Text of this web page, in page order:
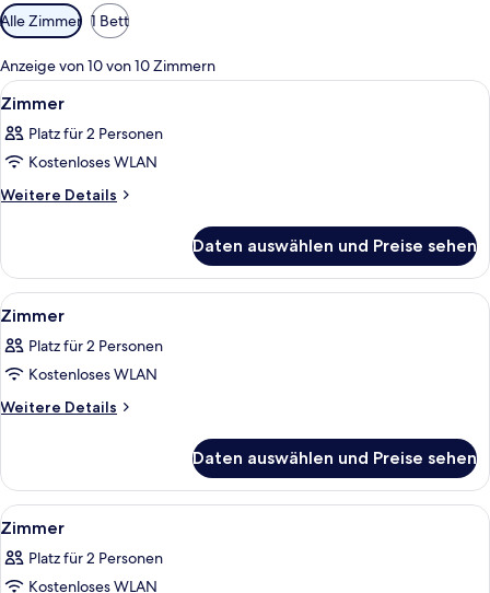
Verfügbare
Filter
für
Zimmer
Alle Zimmer 1 Bett
Anzeige von 10 von 10 Zimmern
Alle
Fotos
für
Zimmer
anzeigen
Ein Hotelzimmer mit einem großen
5
Zimmer
Platz für 2 Personen
Kostenloses WLAN
Weitere Details
Weitere
Daten auswählen und Preise sehen
Alle
Fotos
für
Zimmer
anzeigen
Ein Hotelzimmer mit einem großen
4
Zimmer
Platz für 2 Personen
Kostenloses WLAN
Weitere Details
Weitere
Daten auswählen und Preise sehen
Alle
Fotos
für
Ein Hotelzimmer mit einem Bett,
4
Zimmer
Platz für 2 Personen
Kostenloses WLAN